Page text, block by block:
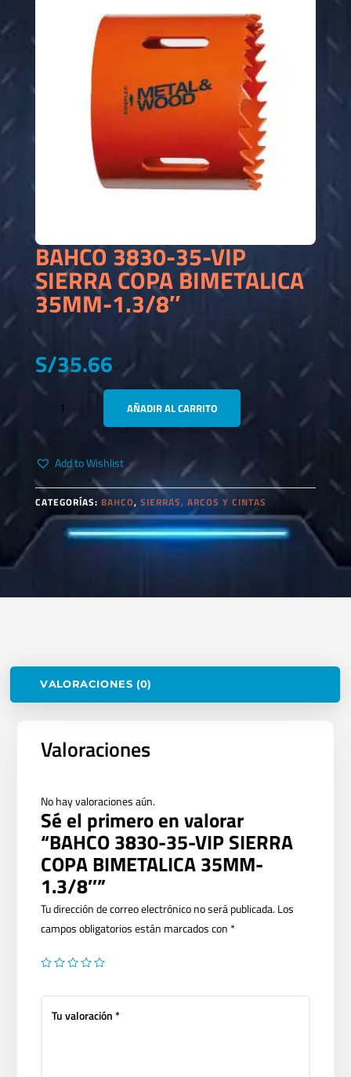
BAHCO 3830-35-VIP
SIERRA COPA BIMETALICA
35MM-1.3/8″
S/35.66
BAHCO
35-
SIERRA
COPA
BIMETALICA
35MM-
1.3/8"
AÑADIR AL CARRITO
Add to Wishlist
CATEGORÍAS: BAHCO, SIERRAS, ARCOS Y CINTAS
VALORACIONES (0)
Valoraciones
No hay valoraciones aún.
Sé el primero en valorar
“BAHCO 3830-35-VIP SIERRA
COPA BIMETALICA 35MM-
1.3/8″”
Tu dirección de correo electrónico no será publicada.Los
campos obligatorios están marcados con *